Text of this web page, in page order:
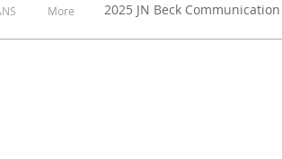
More 2025 JN Beck